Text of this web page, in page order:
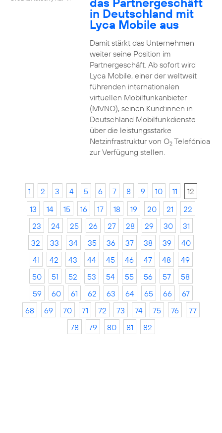
in Deutschland mit
Lyca Mobile aus
Damit stärkt das Unternehmen
weiter seine Position im
Partnergeschäft. Ab sofort wird
Lyca Mobile, einer der weltweit
führenden internationalen
virtuellen Mobilfunkanbieter
(MVNO), seinen Kund:innen in
Deutschland Mobilfunkdienste
über die leistungsstarke
Netzinfrastruktur von O2Telefónica
zur Verfügung stellen.
1 2 3 4 5 6 7 8 9 10 11
12
13
14 15 16 17 18 19 20 21
22
23
24 25 26 27 28 29 30
31
32
33 34 35 36 37 38 39
40
41
42 43 44 45 46 47 48
49
50
51 52 53 54 55 56 57
58
59
60 61 62 63 64 65 66
67
68
69 70 71 72 73 74 75 76
77
78
79 80 81 82